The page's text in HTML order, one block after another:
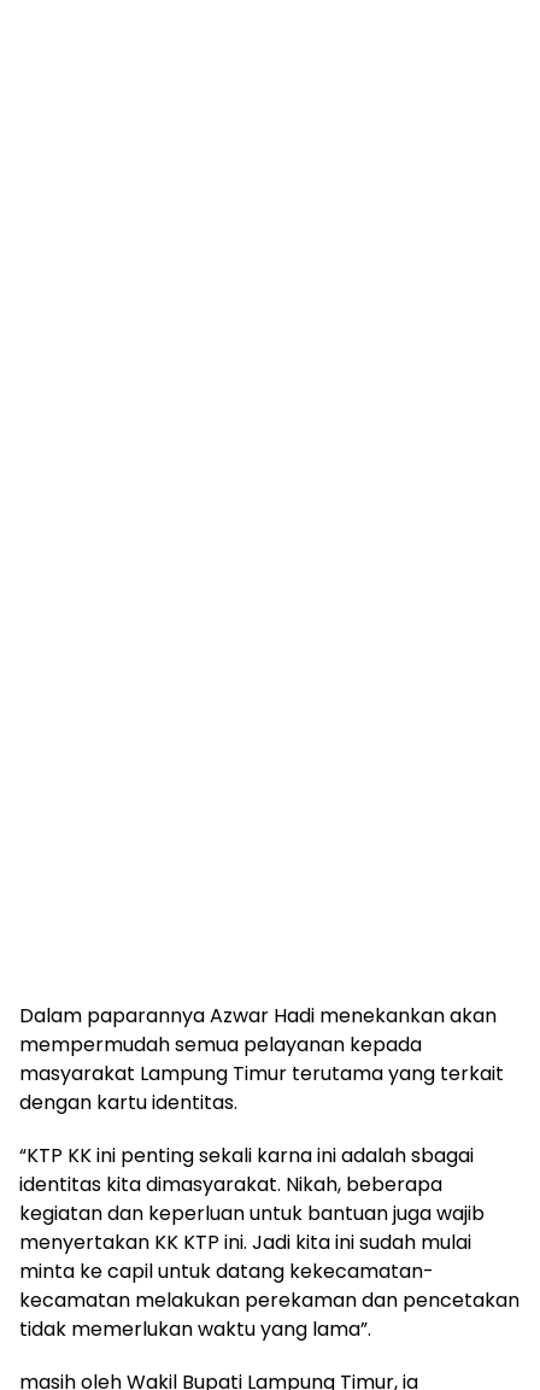
Dalam paparannya Azwar Hadi menekankan akan
mempermudah semua pelayanan kepada
masyarakat Lampung Timur terutama yang terkait
dengan kartu identitas.
“KTP KK ini penting sekali karna ini adalah sbagai
identitas kita dimasyarakat. Nikah, beberapa
kegiatan dan keperluan untuk bantuan juga wajib
menyertakan KK KTP ini. Jadi kita ini sudah mulai
minta ke capil untuk datang kekecamatan-
kecamatan melakukan perekaman dan pencetakan
tidak memerlukan waktu yang lama”.
masih oleh Wakil Bupati Lampung Timur, ia